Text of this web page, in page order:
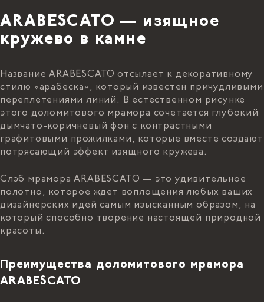
ARABESCATO — изящное
кружево в камне
Название ARABESCATO отсылает к декоративному
стилю «арабеска», который известен причудливыми
переплетениями линий. В естественном рисунке
этого доломитового мрамора сочетается глубокий
дымчато-коричневый фон с контрастными
графитовыми прожилками, которые вместе создают
потрясающий эффект изящного кружева.
Слэб мрамора ARABESCATO — это удивительное
полотно, которое ждет воплощения любых ваших
дизайнерских идей самым изысканным образом, на
который способно творение настоящей природной
красоты.
Преимущества доломитового мрамора
ARABESCATO